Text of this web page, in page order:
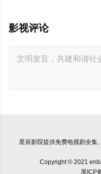
影视评论
星辰影院提供免费电视剧全集
Copyright © 2021
黑ICP